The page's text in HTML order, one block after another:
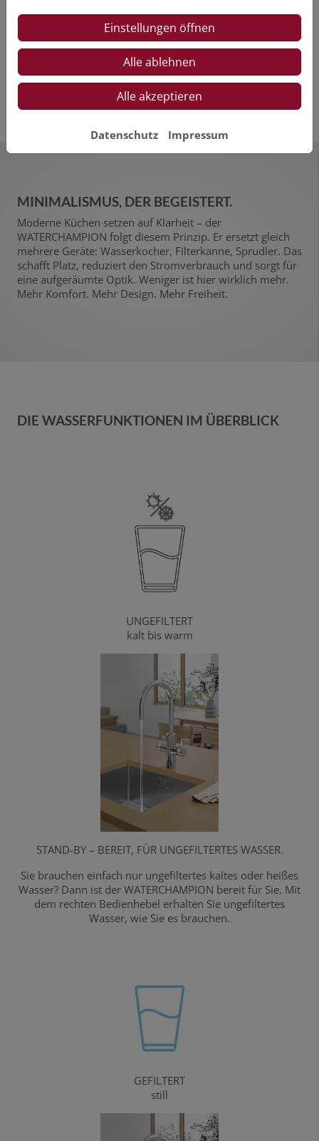
MINIMALISMUS, DER BEGEISTERT.
Moderne Küchen setzen auf Klarheit – der
WATERCHAMPION folgt diesem Prinzip. Er ersetzt gleich
mehrere Geräte: Wasserkocher, Filterkanne, Sprudler. Das
schafft Platz, reduziert den Stromverbrauch und sorgt für
eine aufgeräumte Optik. Weniger ist hier wirklich mehr.
Mehr Komfort. Mehr Design. Mehr Freiheit.
DIE WASSERFUNKTIONEN IM ÜBERBLICK
UNGEFILTERT
kalt bis warm
STAND-BY – BEREIT, FÜR UNGEFILTERTES WASSER.
Sie brauchen einfach nur ungefiltertes kaltes oder heißes
Wasser? Dann ist der WATERCHAMPION bereit für Sie. Mit
dem rechten Bedienhebel erhalten Sie ungefiltertes
Wasser, wie Sie es brauchen.
GEFILTERT
still
Einstellungen öffnen
Alle ablehnen
Alle akzeptieren
Datenschutz Impressum